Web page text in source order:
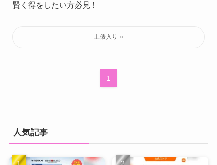
賢く得をしたい方必見！
1
人気記事